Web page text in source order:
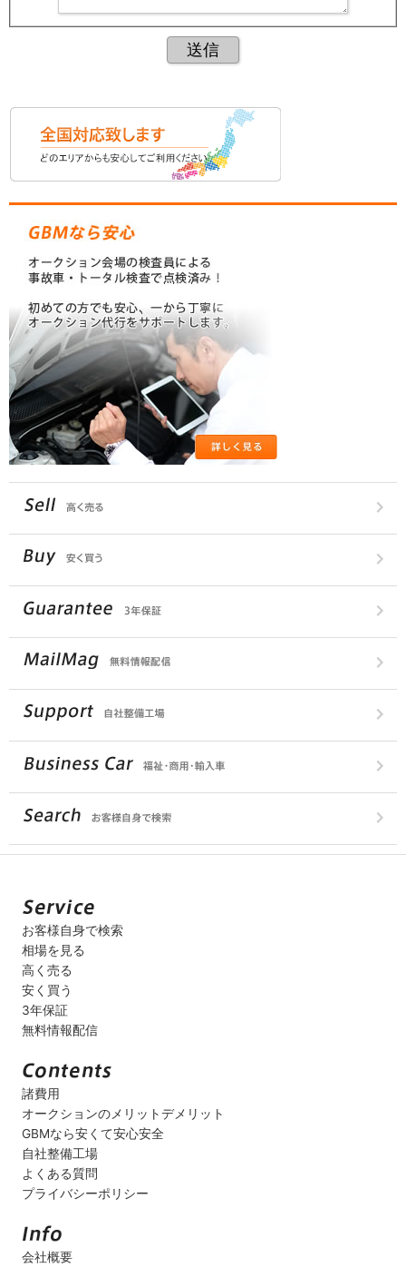
お客様自身で検索
相場を見る
高く売る
安く買う
3年保証
無料情報配信
諸費用
オークションのメリットデメリット
GBMなら安くて安心安全
自社整備工場
よくある質問
プライバシーポリシー
会社概要